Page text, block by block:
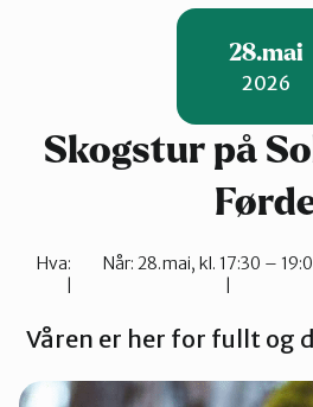
Indre Sogn
28.mai
2026
Skogstur på
Hva: Når: 28.mai, kl. 17:30 –
Våren er her for fullt og